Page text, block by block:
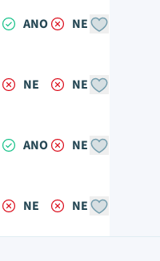
ANO NE
NE NE
ANO NE
NE NE